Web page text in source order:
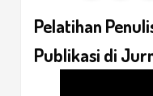
Pelatihan
Publikasi di